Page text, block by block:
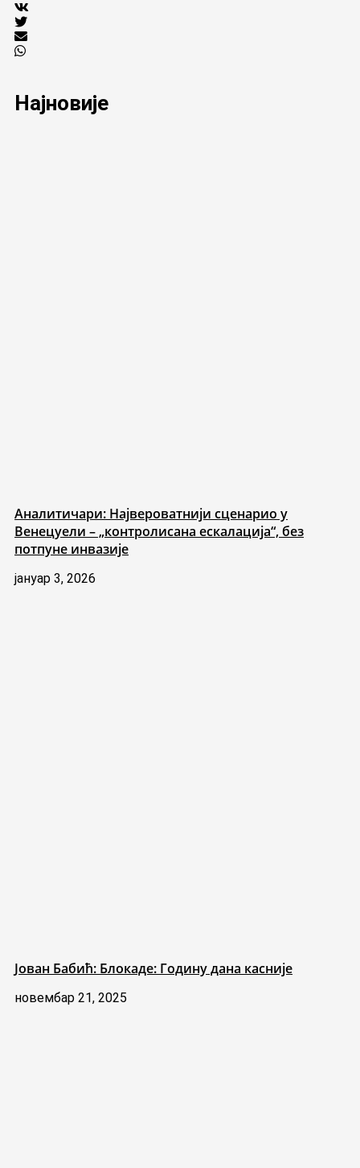
Најновије
Аналитичари: Највероватнији сценарио у
Венецуели – „контролисана ескалација“, без
потпуне инвазије
јануар 3, 2026
Јован Бабић: Блокаде: Годину дана касније
новембар 21, 2025